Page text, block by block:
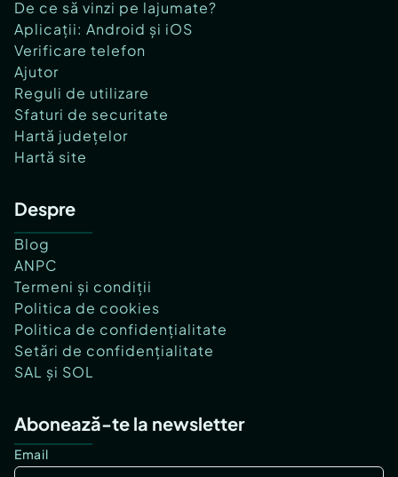
De ce să vinzi pe lajumate?
Aplicații: Android și iOS
Verificare telefon
Ajutor
Reguli de utilizare
Sfaturi de securitate
Hartă județelor
Hartă site
Despre
Blog
ANPC
Termeni și condiții
Politica de cookies
Politica de confidențialitate
Setări de confidențialitate
SAL și SOL
Abonează-te la newsletter
Email